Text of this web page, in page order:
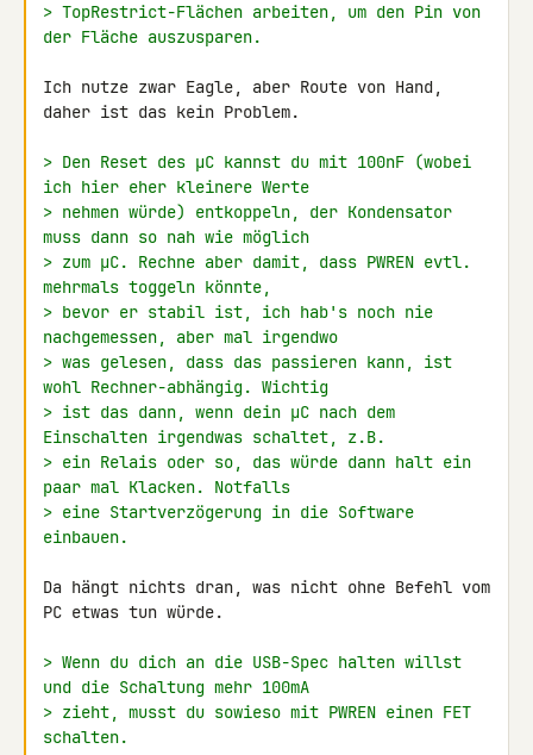
> TopRestrict-Flächen arbeiten, um den Pin von
der Fläche auszusparen.
Ich nutze zwar Eagle, aber Route von Hand,
daher ist das kein Problem.
> Den Reset des µC kannst du mit 100nF (wobei
ich hier eher kleinere Werte
> nehmen würde) entkoppeln, der Kondensator
muss dann so nah wie möglich
> zum µC. Rechne aber damit, dass PWREN evtl.
mehrmals toggeln könnte,
> bevor er stabil ist, ich hab's noch nie
nachgemessen, aber mal irgendwo
> was gelesen, dass das passieren kann, ist
wohl Rechner-abhängig. Wichtig
> ist das dann, wenn dein µC nach dem
Einschalten irgendwas schaltet, z.B.
> ein Relais oder so, das würde dann halt ein
paar mal Klacken. Notfalls
> eine Startverzögerung in die Software
einbauen.
Da hängt nichts dran, was nicht ohne Befehl vom
PC etwas tun würde.
> Wenn du dich an die USB-Spec halten willst
und die Schaltung mehr 100mA
> zieht, musst du sowieso mit PWREN einen FET
schalten.